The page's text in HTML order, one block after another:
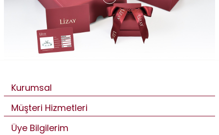
Kurumsal
Müşteri Hizmetleri
Üye Bilgilerim